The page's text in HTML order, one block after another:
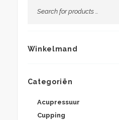
Winkelmand
Categoriën
Acupressuur
Cupping